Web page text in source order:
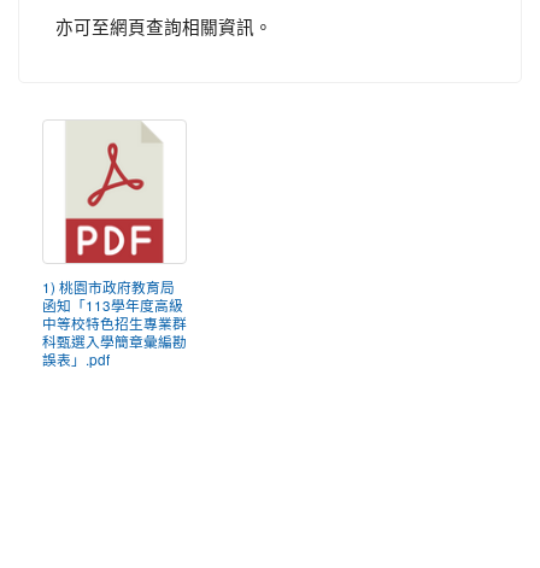
亦可至網頁查詢相關資訊。
1) 桃園市政府教育局
函知「113學年度高級
中等校特色招生專業群
科甄選入學簡章彙編勘
誤表」.pdf